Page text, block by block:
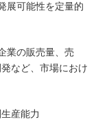
展可能性を定量的
業の販売量、売
など、市場におけ
産能力